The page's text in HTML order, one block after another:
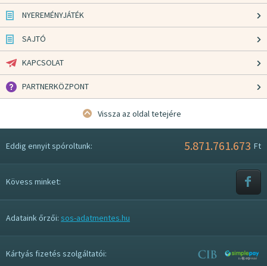
NYEREMÉNYJÁTÉK
SAJTÓ
KAPCSOLAT
PARTNERKÖZPONT
Vissza az oldal tetejére
Eddig ennyit spóroltunk: 5.871.761.673 Ft
Kövess minket:
Adataink őrzői: sos-adatmentes.hu
Kártyás fizetés szolgáltatói: